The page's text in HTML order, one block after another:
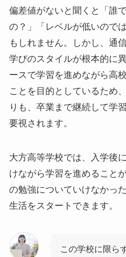
偏差値がないと聞くと「誰
の？」「レベルが低いので
もしれません。しかし、通
学びのスタイルが根本的に
ースで学習を進めながら高
ことを目的としているため
りも、卒業まで継続して学
要視されます。
大方高等学校では、入学後
けながら学習を進めること
の勉強についていけなかっ
生活をスタートできます。
この学校に限ら